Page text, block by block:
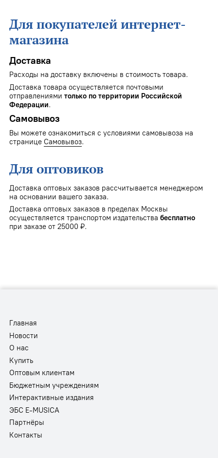
Для покупателей интернет-
магазина
Доставка
Расходы на доставку включены в стоимость товара.
Доставка товара осуществляется почтовыми
отправлениями только по территории Российской
Федерации.
Самовывоз
Вы можете ознакомиться с условиями самовывоза на
странице Самовывоз.
Для оптовиков
Доставка оптовых заказов рассчитывается менеджером
на основании вашего заказа.
Доставка оптовых заказов в пределах Москвы
осуществляется транспортом издательства бесплатно
при заказе от 25000 ₽.
Главная
Новости
О нас
Купить
Оптовым клиентам
Бюджетным учреждениям
Интерактивные издания
ЭБС E-MUSICA
Партнёры
Контакты